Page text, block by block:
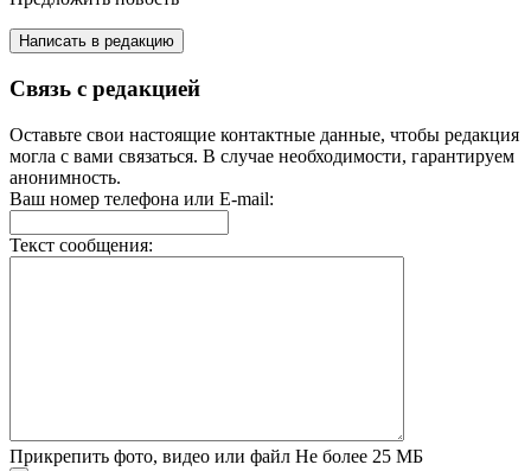
Написать в редакцию
Связь с редакцией
Оставьте свои настоящие контактные данные, чтобы редакция
могла с вами связаться. В случае необходимости, гарантируем
анонимность.
Ваш номер телефона или E-mail:
Текст сообщения:
Прикрепить фото, видео или файл Не более 25 МБ